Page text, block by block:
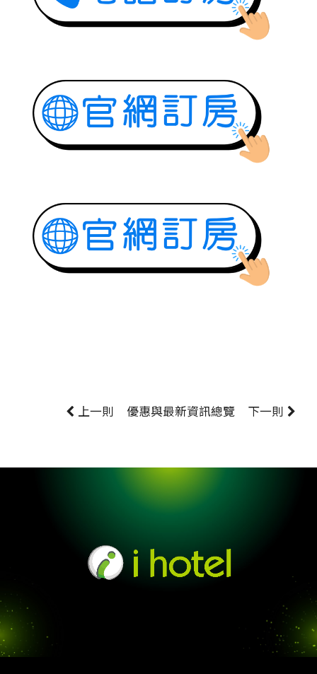
上一則 優惠與最新資訊總覽 下一則